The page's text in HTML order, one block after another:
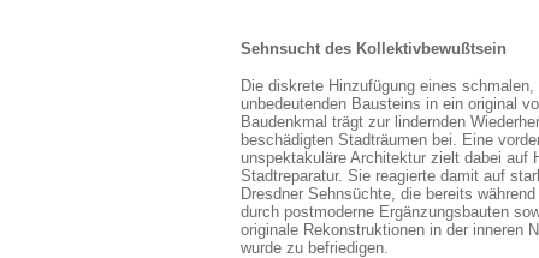
Sehnsucht des Kollektivbewußtsein
Die diskrete Hinzufügung eines schmalen,
unbedeutenden Bausteins in ein original
Baudenkmal trägt zur lindernden
beschädigten Stadträumen bei. Eine
unspektakuläre Architektur zielt dabei auf
Stadtreparatur. Sie reagierte damit auf
Dresdner Sehnsüchte, die bereits
durch postmoderne Ergänzungsbauten
originale Rekonstruktionen in der inneren
wurde zu befriedigen.